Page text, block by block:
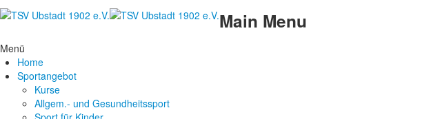
Main Menu
Menü
Home
Sportangebot
Kurse
Allgem.- und Gesundheitssport